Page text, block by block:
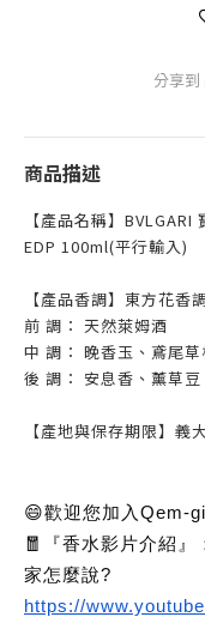
分享到
商品描述
【產品名稱】
EDP 100ml(平行輸入)
【產品香調】東方花香
前 調： 天然萊姆酒
中 調： 晚香玉、鳶尾
後 調： 安息香、薰草
【產地與保存期限】義
😄歡迎您加入Qem-
🧧『香水影片介紹
家怎麼說?
https://